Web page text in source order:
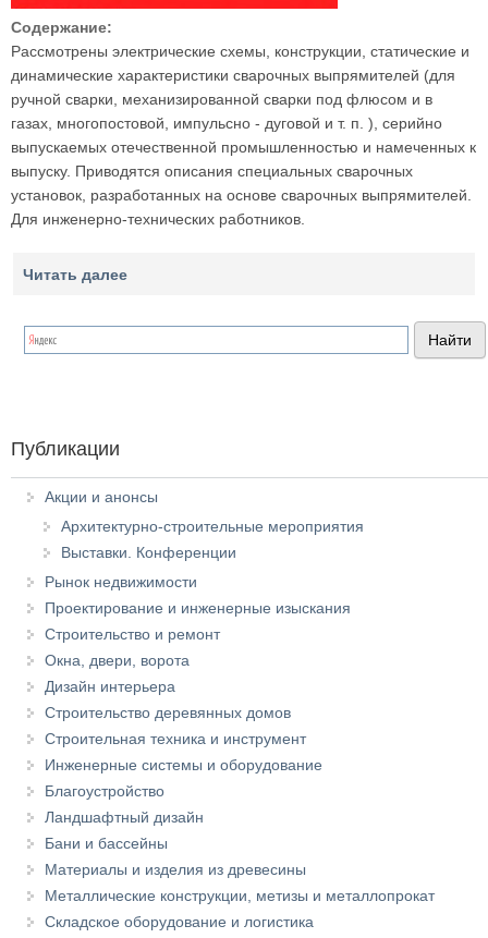
Содержание:
Рассмотрены электрические схемы, конструкции, статические и
динамические характеристики сварочных выпрямителей (для
ручной сварки, механизированной сварки под флюсом и в
газах, многопостовой, импульсно - дуговой и т. п. ), серийно
выпускаемых отечественной промышленностью и намеченных к
выпуску. Приводятся описания специальных сварочных
установок, разработанных на основе сварочных выпрямителей.
Для инженерно-технических работников.
Читать далее
Публикации
Акции и анонсы
Архитектурно-строительные мероприятия
Выставки. Конференции
Рынок недвижимости
Проектирование и инженерные изыскания
Строительство и ремонт
Окна, двери, ворота
Дизайн интерьера
Строительство деревянных домов
Строительная техника и инструмент
Инженерные системы и оборудование
Благоустройство
Ландшафтный дизайн
Бани и бассейны
Материалы и изделия из древесины
Металлические конструкции, метизы и металлопрокат
Складское оборудование и логистика